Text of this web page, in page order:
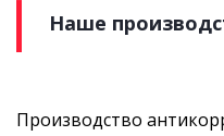
Наше
Производство